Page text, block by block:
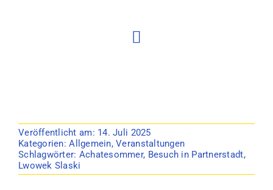
Veröffentlicht am: 14. Juli 2025
Kategorien:Allgemein,Veranstaltungen
Schlagwörter: Achatesommer, Besuch in Partnerstadt,
Lwowek Slaski